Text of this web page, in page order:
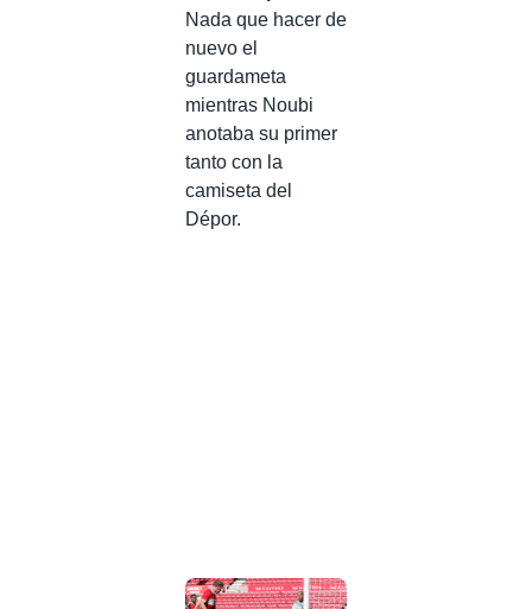
Nada que hacer de
nuevo el
guardameta
mientras Noubi
anotaba su primer
tanto con la
camiseta del
Dépor.